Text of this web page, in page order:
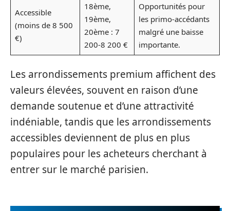
Accessible
(moins de 8 500
€)
18ème,
19ème,
20ème : 7
200-8 200 €
Opportunités pour
les primo-accédants
malgré une baisse
importante.
Les arrondissements premium affichent des
valeurs élevées, souvent en raison d’une
demande soutenue et d’une attractivité
indéniable, tandis que les arrondissements
accessibles deviennent de plus en plus
populaires pour les acheteurs cherchant à
entrer sur le marché parisien.